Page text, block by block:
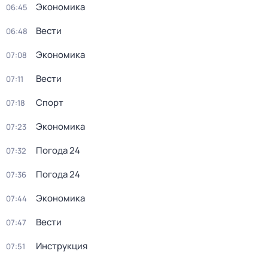
06:45 Экономика
06:48 Вести
07:08 Экономика
07:11 Вести
07:18 Спорт
07:23 Экономика
07:32 Погода 24
07:36 Погода 24
07:44 Экономика
07:47 Вести
07:51 Инструкция